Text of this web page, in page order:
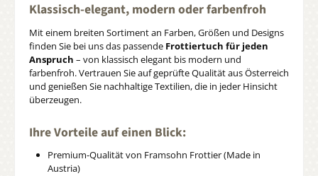
Klassisch-elegant, modern oder farbenfroh
Mit einem breiten Sortiment an Farben, Größen und Designs
finden Sie bei uns das passende Frottiertuch für jeden
Anspruch – von klassisch elegant bis modern und
farbenfroh. Vertrauen Sie auf geprüfte Qualität aus Österreich
und genießen Sie nachhaltige Textilien, die in jeder Hinsicht
überzeugen.
Ihre Vorteile auf einen Blick:
Premium-Qualität von Framsohn Frottier (Made in
Austria)